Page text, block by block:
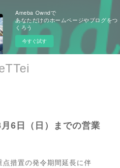
Ameba Owndで
あなただけのホームページやブログをつ
くろう
今すぐ試す
6日（日）までの営業
措置の発令期間延長に伴